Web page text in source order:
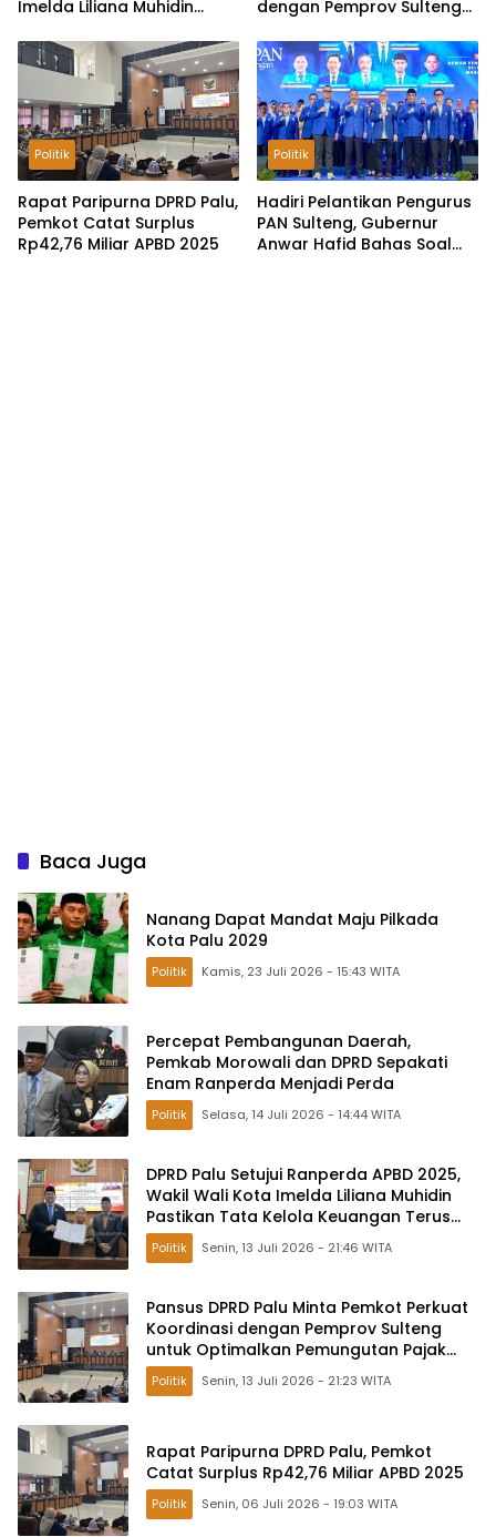
Imelda Liliana Muhidin
Keuangan Terus Dibenahi
dengan Pemprov Sulteng
Pemungutan Pajak
Tambang
Politik
Rapat Paripurna DPRD Palu,
Pemkot Catat Surplus
Rp42,76 Miliar APBD 2025
Politik
Hadiri Pelantikan Pengurus
PAN Sulteng, Gubernur
Anwar Hafid Bahas Soal
Baca Juga
Nanang Dapat Mandat Maju Pilkada
Kota Palu 2029
Politik Kamis, 23 Juli 2026 - 15:43 WITA
Percepat Pembangunan Daerah,
Pemkab Morowali dan DPRD Sepakati
Enam Ranperda Menjadi Perda
Politik Selasa, 14 Juli 2026 - 14:44 WITA
DPRD Palu Setujui Ranperda APBD 2025,
Wakil Wali Kota Imelda Liliana Muhidin
Pastikan Tata Kelola Keuangan Terus
Dibenahi
Politik Senin, 13 Juli 2026 - 21:46 WITA
Pansus DPRD Palu Minta Pemkot Perkuat
Koordinasi dengan Pemprov Sulteng
untuk Optimalkan Pemungutan Pajak
Tambang
Politik Senin, 13 Juli 2026 - 21:23 WITA
Rapat Paripurna DPRD Palu, Pemkot
Catat Surplus Rp42,76 Miliar APBD 2025
Politik Senin, 06 Juli 2026 - 19:03 WITA